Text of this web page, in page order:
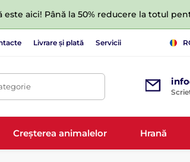
este aici! Până la 50% reducere la totul
Livrare și plată Servicii
Creșterea animalelor Hrană